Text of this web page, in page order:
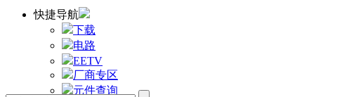
快捷导航
下载
电路
EETV
厂商专区
元件查询